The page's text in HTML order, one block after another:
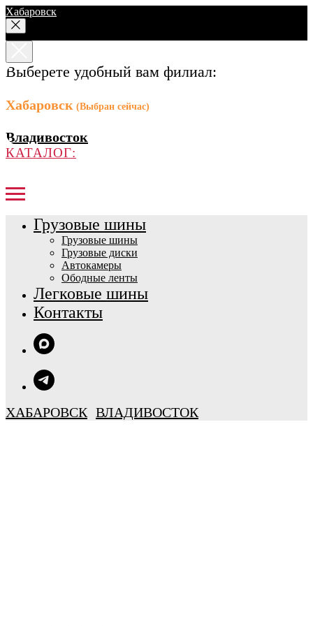
Хабаровск
Выберете удобный вам филиал:
Хабаровск (Выбран сейчас)
Владивосток
КАТАЛОГ:
Грузовые шины
Грузовые шины
Грузовые диски
Автокамеры
Ободные ленты
Легковые шины
Контакты
ХАБАРОВСК ВЛАДИВОСТОК